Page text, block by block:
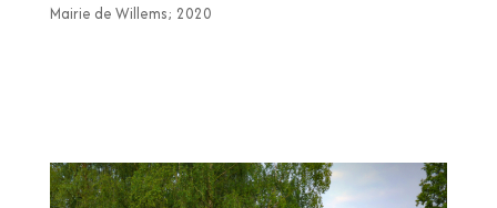
Mairie de Willems; 2020